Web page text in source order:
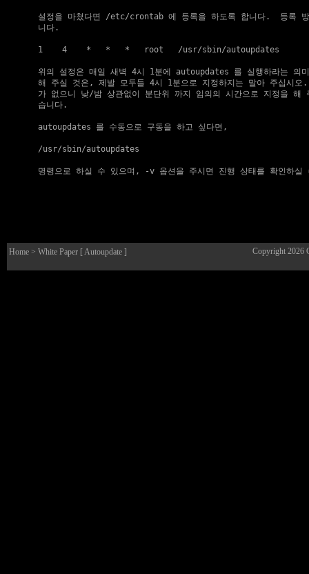
설정을 마쳤다면 /etc/crontab 에 등록을 하도록 합니다.  등록
  니다.
  1    4    *   *   *   root   /usr/sbin/autoupdates
위의 설정은 매일 새벽 4시 1분에 autoupdates 를 실행하라는 의
해 주실 것은, 제발 모두들 4시 1분으로 지정하지는 말아 주십시오
가 없으니 낮/밤 상관없이 분단위 까지 임의의 시간으로 지정을 해
  습니다.
  autoupdates 를 수동으로 구동을 하고 싶다면,
  /usr/sbin/autoupdates
Home > White Paper [ Autoupdate ] Copyright 2026